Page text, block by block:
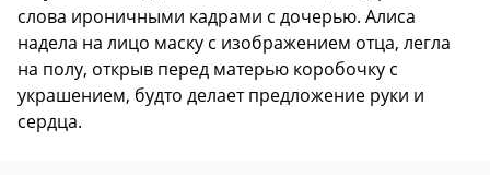
слова ироничными кадрами с дочерью. Алиса
надела на лицо маску с изображением отца, легла
на полу, открыв перед матерью коробочку с
украшением, будто делает предложение руки и
сердца.